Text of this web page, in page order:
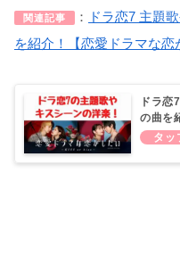
関連記事 ：
ドラ恋7 主題
を紹介！【恋愛ドラマな恋
ドラ恋
の曲を
KISS